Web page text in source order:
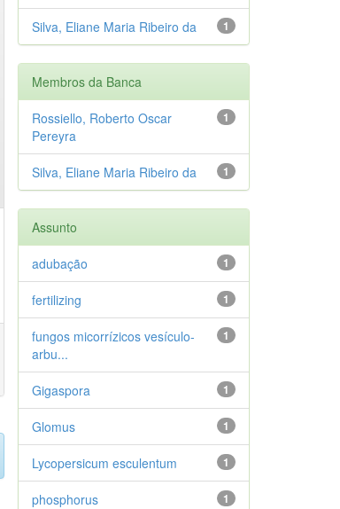
1
Silva, Eliane Maria Ribeiro da
Membros da Banca
1
Rossiello, Roberto Oscar
Pereyra
1
Silva, Eliane Maria Ribeiro da
Assunto
1
adubação
1
fertilizing
1
fungos micorrízicos vesículo-
arbu...
1
Gigaspora
1
Glomus
1
Lycopersicum esculentum
1
phosphorus